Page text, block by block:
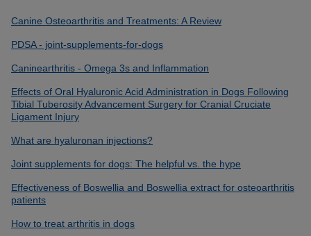
Canine Osteoarthritis and Treatments: A Review
PDSA - joint-supplements-for-dogs
Caninearthritis - Omega 3s and Inflammation
Effects of Oral Hyaluronic Acid Administration in Dogs Following
Tibial Tuberosity Advancement Surgery for Cranial Cruciate
Ligament Injury
What are hyaluronan injections?
Joint supplements for dogs: The helpful vs. the hype
Effectiveness of Boswellia and Boswellia extract for osteoarthritis
patients
How to treat arthritis in dogs